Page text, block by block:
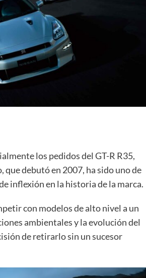
los pedidos del GT-R R35,
debutó en 2007, ha sido uno de
inflexión en la historia de la marca.
con modelos de alto nivel a un
ambientales y la evolución del
de retirarlo sin un sucesor